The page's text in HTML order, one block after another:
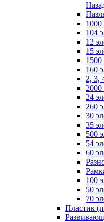
1000
104
12
15
1500
160
2, 3,
2000
24
260
30
35
500
54
60
100
50
70
Пластик